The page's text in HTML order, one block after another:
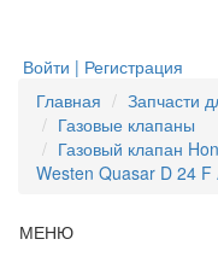
Войти | Регистрация
Главная
Запчасти
Газовые клапаны
Газовый клапан
Westen Quasar D 24
МЕНЮ